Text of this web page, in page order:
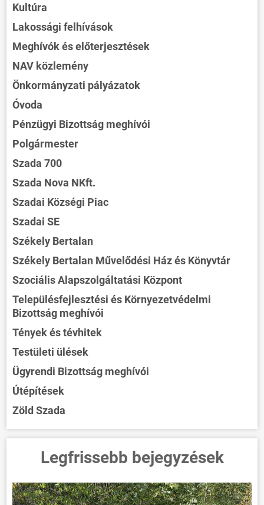
Kultúra
Lakossági felhívások
Meghívók és előterjesztések
NAV közlemény
Önkormányzati pályázatok
Óvoda
Pénzügyi Bizottság meghívói
Polgármester
Szada 700
Szada Nova NKft.
Szadai Községi Piac
Szadai SE
Székely Bertalan
Székely Bertalan Művelődési Ház és Könyvtár
Szociális Alapszolgáltatási Központ
Településfejlesztési és Környezetvédelmi
Bizottság meghívói
Tények és tévhitek
Testületi ülések
Ügyrendi Bizottság meghívói
Útépítések
Zöld Szada
Legfrissebb bejegyzések